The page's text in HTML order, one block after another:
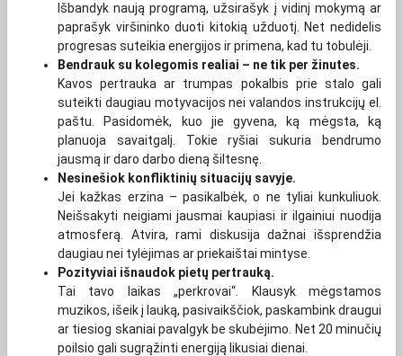
Išbandyk naują programą, užsirašyk į vidinį mokymą ar
paprašyk viršininko duoti kitokią užduotį. Net nedidelis
progresas suteikia energijos ir primena, kad tu tobulėji.
Bendrauk su kolegomis realiai – ne tik per žinutes.
Kavos pertrauka ar trumpas pokalbis prie stalo gali
suteikti daugiau motyvacijos nei valandos instrukcijų el.
paštu. Pasidomėk, kuo jie gyvena, ką mėgsta, ką
planuoja savaitgalį. Tokie ryšiai sukuria bendrumo
jausmą ir daro darbo dieną šiltesnę.
Nesinešiok konfliktinių situacijų savyje.
Jei kažkas erzina – pasikalbėk, o ne tyliai kunkuliuok.
Neišsakyti neigiami jausmai kaupiasi ir ilgainiui nuodija
atmosferą. Atvira, rami diskusija dažnai išsprendžia
daugiau nei tylėjimas ar priekaištai mintyse.
Pozityviai išnaudok pietų pertrauką.
Tai tavo laikas „perkrovai“. Klausyk mėgstamos
muzikos, išeik į lauką, pasivaikščiok, paskambink draugui
ar tiesiog skaniai pavalgyk be skubėjimo. Net 20 minučių
poilsio gali sugrąžinti energiją likusiai dienai.